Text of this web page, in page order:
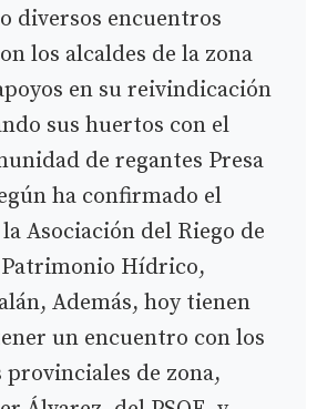
diversos encuentros
los alcaldes de la zona
en su reivindicación
sus huertos con el
de regantes Presa
ha confirmado el
Asociación del Riego de
Hídrico,
Además, hoy tienen
un encuentro con los
de zona,